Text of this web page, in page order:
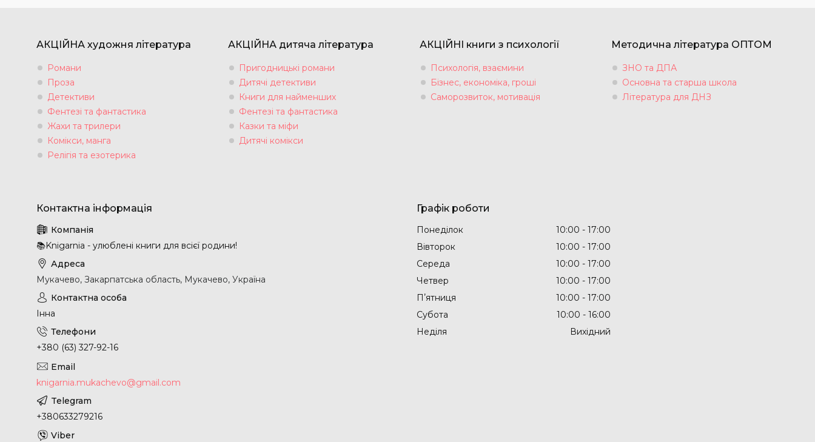
АКЦІЙНА художня література
Романи
Проза
Детективи
Фентезі та фантастика
Жахи та трилери
Комікси, манга
Релігія та езотерика
АКЦІЙНА дитяча література
Пригодницькі романи
Дитячі детективи
Книги для найменших
Фентезі та фантастика
Казки та міфи
Дитячі комікси
АКЦІЙНІ книги з психології
Психологія, взаємини
Бізнес, економіка, гроші
Саморозвиток, мотивація
Методична література ОПТОМ
ЗНО та ДПА
Основна та старша школа
Література для ДНЗ
📚Knigarnia - улюблені книги для всієї родини!
Мукачево, Закарпатська область, Мукачево, Україна
Інна
+380 (63) 327-92-16
knigarnia.mukachevo@gmail.com
+380633279216
Графік роботи
Понеділок 10:00
17:00
Вівторок
10:00
17:00
Середа
10:00
17:00
Четвер
10:00
17:00
Пʼятниця
10:00
17:00
Субота
10:00
16:00
Неділя
Вихідний